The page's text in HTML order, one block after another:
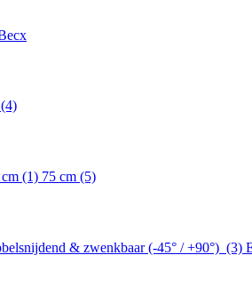
(4)
(1) 75 cm (5)
& zwenkbaar (-45° / +90°) (3)